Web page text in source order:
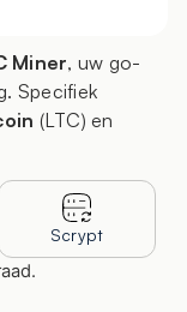
Miner, uw go-
Specifiek
(LTC) en
Scrypt